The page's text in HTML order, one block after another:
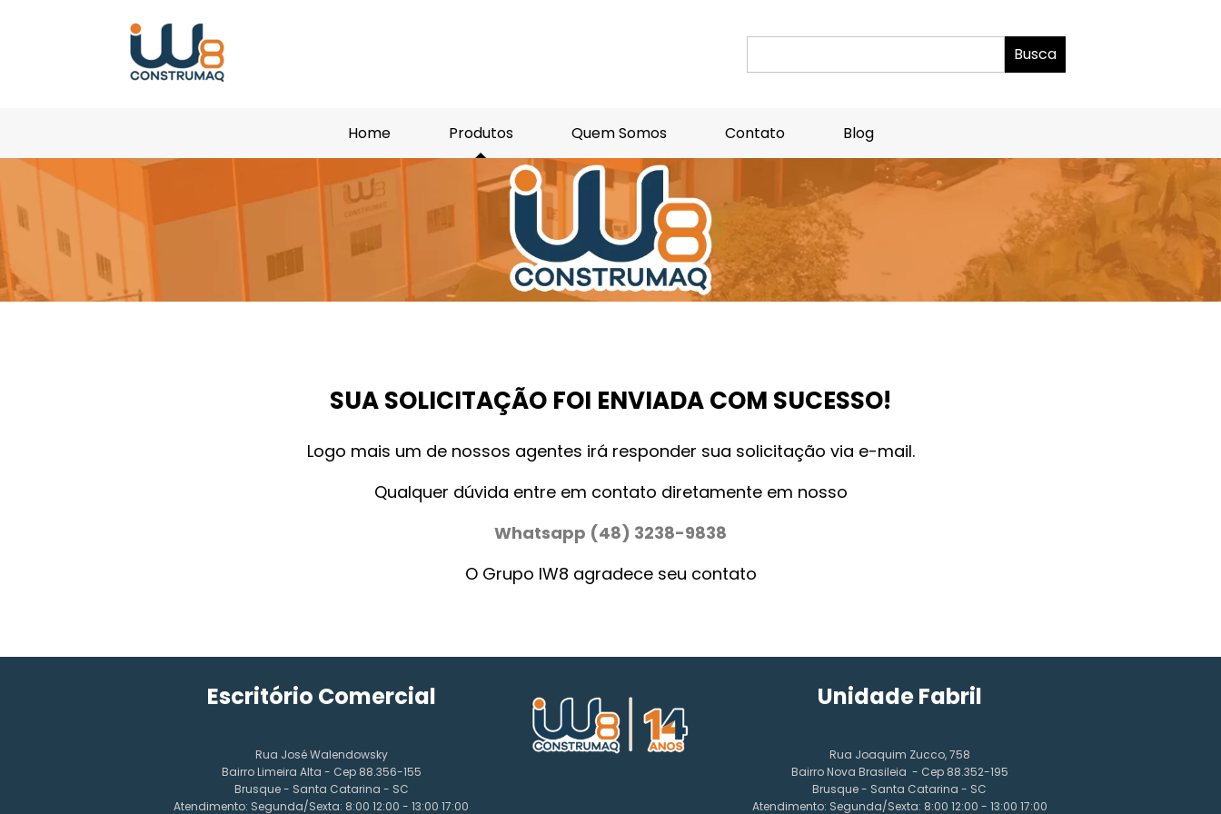
Home Produtos Quem Somos Contato Blog
SUA SOLICITAÇÃO FOI ENVIADA COM SUCESSO!
Logo mais um de nossos agentes irá responder sua solicitação via e-mail.
Qualquer dúvida entre em contato diretamente em nosso
Whatsapp (48) 3238-9838
O Grupo IW8 agradece seu contato
Escritório Comercial
Rua José Walendowsky
Bairro Limeira Alta - Cep 88.356-155
Brusque - Santa Catarina - SC
Atendimento: Segunda/Sexta: 8:00 12:00 - 13:00 17:00
Unidade Fabril
Rua Joaquim Zucco, 758
Bairro Nova Brasileia - Cep 88.352-195
Brusque - Santa Catarina - SC
Atendimento: Segunda/Sexta: 8:00 12:00 - 13:00 17:00